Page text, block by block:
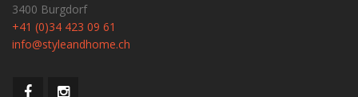
3400 Burgdorf
+41 (0)34 423 09 61
info@styleandhome.ch